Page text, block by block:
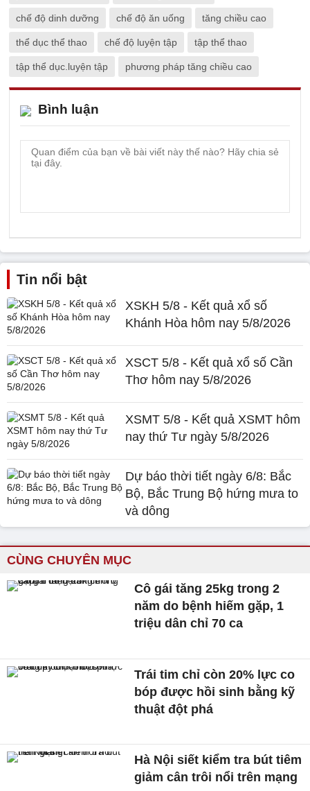
chế độ dinh dưỡng chế độ ăn uống tăng chiều cao
thể dục thể thao chế độ luyện tập tập thể thao
tập thể dục.luyện tập phương pháp tăng chiều cao
Bình luận
Tin nổi bật
XSKH 5/8 - Kết quả xổ số
Khánh Hòa hôm nay 5/8/2026
XSCT 5/8 - Kết quả xổ số Cần
Thơ hôm nay 5/8/2026
XSMT 5/8 - Kết quả XSMT hôm
nay thứ Tư ngày 5/8/2026
Dự báo thời tiết ngày 6/8: Bắc
Bộ, Bắc Trung Bộ hứng mưa to
và dông
CÙNG CHUYÊN MỤC
Cô gái tăng 25kg trong 2
năm do bệnh hiếm gặp, 1
triệu dân chỉ 70 ca
Trái tim chỉ còn 20% lực co
bóp được hồi sinh bằng kỹ
thuật đột phá
Hà Nội siết kiểm tra bút tiêm
giảm cân trôi nổi trên mạng